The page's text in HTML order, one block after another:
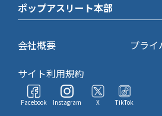
ポップアスリート本部
会社概要
プライ
サイト利用規約
Facebook Instagram X TikTok